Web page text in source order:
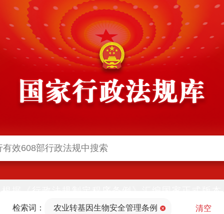
法部官网)同步公布
检索词： 农业转基因生物安全管理条例 清空